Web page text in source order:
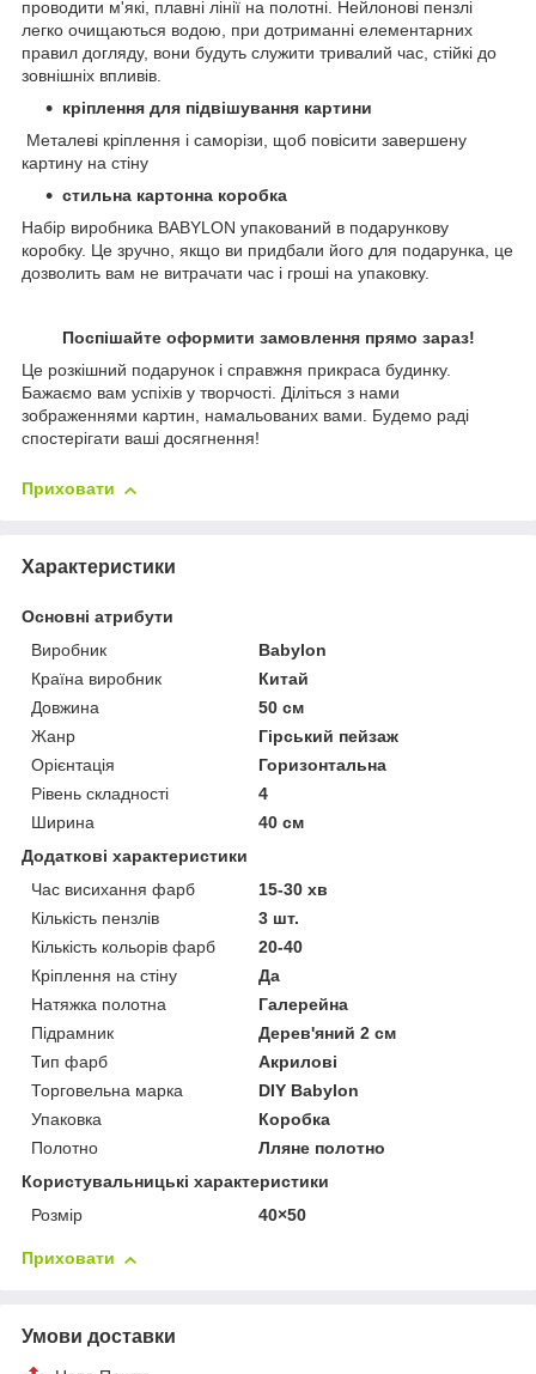
проводити м'які, плавні лінії на полотні. Нейлонові пензлі
легко очищаються водою, при дотриманні елементарних
правил догляду, вони будуть служити тривалий час, стійкі до
зовнішніх впливів.
кріплення для підвішування картини
Металеві кріплення і саморізи, щоб повісити завершену
картину на стіну
стильна картонна коробка
Набір виробника BABYLON упакований в подарункову
коробку. Це зручно, якщо ви придбали його для подарунка, це
дозволить вам не витрачати час і гроші на упаковку.
Поспішайте оформити замовлення прямо зараз!
Це розкішний подарунок і справжня прикраса будинку.
Бажаємо вам успіхів у творчості. Діліться з нами
зображеннями картин, намальованих вами. Будемо раді
спостерігати ваші досягнення!
Приховати
Характеристики
Основні атрибути
Виробник
Babylon
Країна виробник
Китай
Довжина
50 см
Жанр
Гірський пейзаж
Орієнтація
Горизонтальна
Рівень складності
4
Ширина
40 см
Додаткові характеристики
Час висихання фарб
15-30 хв
Кількість пензлів
3 шт.
Кількість кольорів фарб
20-40
Кріплення на стіну
Да
Натяжка полотна
Галерейна
Підрамник
Дерев'яний 2 см
Тип фарб
Акрилові
Торговельна марка
DIY Babylon
Упаковка
Коробка
Полотно
Лляне полотно
Користувальницькі характеристики
Розмір
40×50
Приховати
Умови доставки